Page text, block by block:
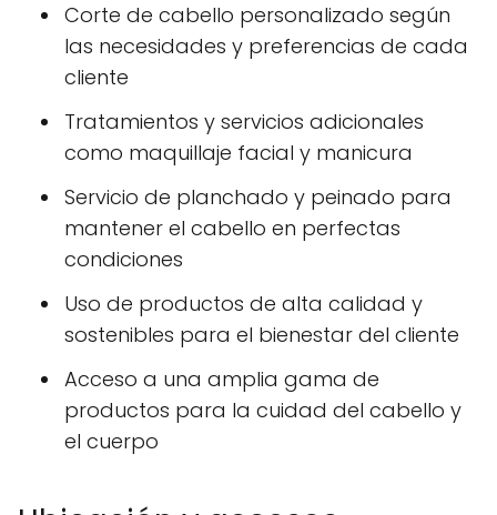
Corte de cabello personalizado según
las necesidades y preferencias de cada
cliente
Tratamientos y servicios adicionales
como maquillaje facial y manicura
Servicio de planchado y peinado para
mantener el cabello en perfectas
condiciones
Uso de productos de alta calidad y
sostenibles para el bienestar del cliente
Acceso a una amplia gama de
productos para la cuidad del cabello y
el cuerpo